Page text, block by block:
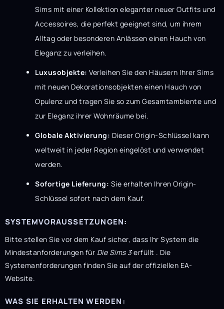
Sims mit einer Kollektion eleganter neuer Outfits und
Accessoires, die perfekt geeignet sind, um ihrem
Alltag oder besonderen Anlässen einen Hauch von
Eleganz zu verleihen.
Luxusobjekte: Verleihen Sie den Häusern Ihrer Sims
mit neuen Dekorationsobjekten einen Hauch von
Opulenz und tragen Sie so zum Gesamtambiente und
zur Eleganz ihrer Wohnräume bei.
Globale Aktivierung: Dieser Origin-Schlüssel kann
weltweit in jeder Region eingelöst und verwendet
werden.
Sofortige Lieferung: Sie erhalten Ihren Origin-
Schlüssel sofort nach dem Kauf.
SYSTEMVORAUSSETZUNGEN:
Bitte stellen Sie vor dem Kauf sicher, dass Ihr System die
Mindestanforderungen für Die Sims 3erfüllt . Die
Systemanforderungen finden Sie auf der offiziellen EA-
Website.
WAS SIE ERHALTEN WERDEN: